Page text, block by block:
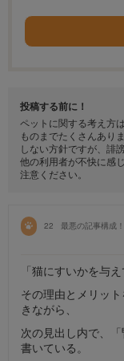
投稿する前に！
ペットに関する考え方
ものまでたくさんあり
しない方針ですが、誹
他の利用者が不快に感
注意ください。
22
最悪の記事構成
「猫にすいかを与
その理由とメリッ
きながら、
次の見出し内で、
書いている。